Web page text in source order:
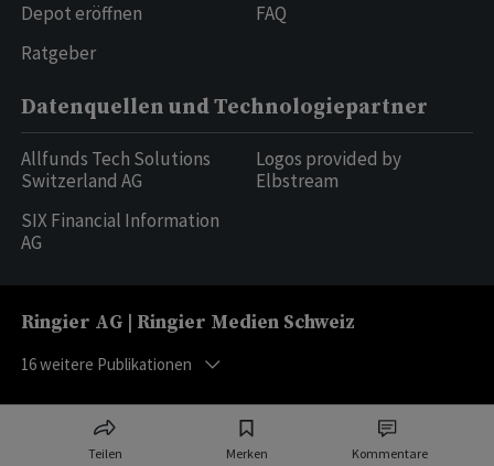
Teilen Merken Kommentare
Depot eröffnen
Ratgeber
FAQ
Datenquellen und Technologiepartner
Allfunds Tech Solutions
Switzerland AG
SIX Financial Information
AG
Logos provided by
Elbstream
Ringier AG | Ringier Medien Schweiz
16weitere Publikationen